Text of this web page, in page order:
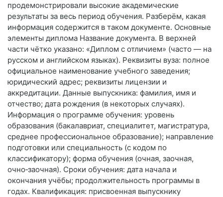
продемонстрировали высокие академические
результаты за весь период обучения. Разберём, какая
информация содержится в таком документе. Основные
элементы диплома Название документа. В верхней
части чётко указано: «Диплом с отличием» (часто — на
русском и английском языках). Реквизиты вуза: полное
официальное наименование учебного заведения;
юридический адрес; реквизиты лицензии и
аккредитации. Данные выпускника: фамилия, имя и
отчество; дата рождения (в некоторых случаях).
Информация о программе обучения: уровень
образования (бакалавриат, специалитет, магистратура,
среднее профессиональное образование); направление
подготовки или специальность (с кодом по
классификатору); форма обучения (очная, заочная,
очно‑заочная). Сроки обучения: дата начала и
окончания учёбы; продолжительность программы в
годах. Квалификация: присвоенная выпускнику